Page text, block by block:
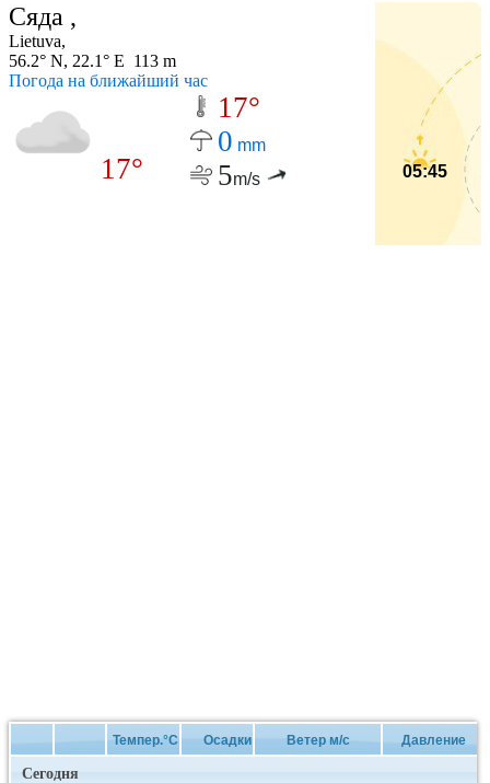
Сяда ,
Lietuva,
56.2° N, 22.1° E 113 m
Погода на ближайший час
17°
17°
0 mm
5m/s 05:45
Темпер.°C Осадки Ветер м/с Давление
Сегодня